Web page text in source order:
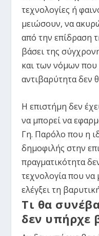
τεχνολογίες ή
μειώσουν, να
από την επίδραση
βάσει της
και των νόμων
αντιβαρύτητα δεν
Η επιστήμη δεν
να μπορεί να
Γη. Παρόλο που η
δημοφιλής στην
πραγματικότητα
τεχνολογία που να
ελέγξει τη
Τι θα
δεν υπήρχε